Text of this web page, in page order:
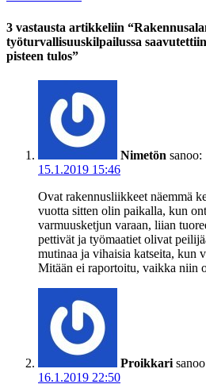
3 vastausta artikkeliin
työturvallisuuskilpailussa
pisteen tulos”
Nimetön sanoo:
15.1.2019 15:46
Ovat rakennusliikkeet näemmä
vuotta sitten olin paikalla, kun
varmuusketjun varaan, liian
pettivät ja työmaatiet olivat
mutinaa ja vihaisia katseita, kun
Mitään ei raportoitu, vaikka niin
Proikkari
16.1.2019 22:50